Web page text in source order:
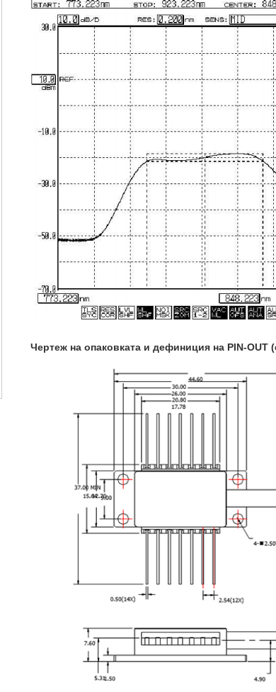
Чертеж на опаковката и дефиниция на PIN-OUT